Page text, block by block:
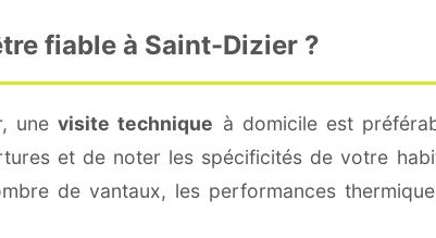
fiable à Saint-Dizier ?
unevisite technique à domicile est
et de noter les spécificités de votre
de vantaux, les performances